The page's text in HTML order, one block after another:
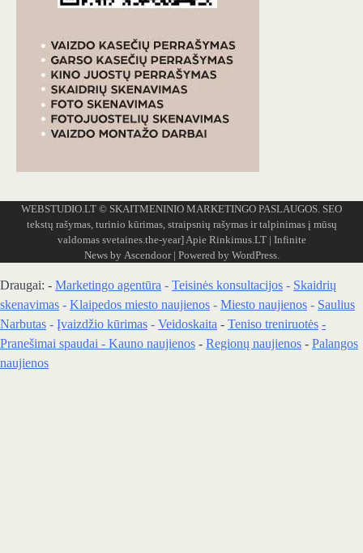
WEBSTUDIO.LT © SKAITMENINIO MARKETINGO PASLAUGOS. SEO
tekstų rašymas, turinio kūrimas, straipsnių rašymas ir talpinimas į mūsų
valdomas svetaines.the-year] Apie Rinkimus.LT| Infinite
News by Ascendoor| Powered by WordPress.
Draugai: - Marketingo agentūra - Teisinės konsultacijos - Skaidrių
skenavimas - Klaipedos miesto naujienos - Miesto naujienos - Saulius
Narbutas - Įvaizdžio kūrimas - Veidoskaita - Teniso treniruotės -
Pranešimai spaudai - Kauno naujienos - Regionų naujienos - Palangos
naujienos